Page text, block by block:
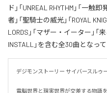
ド」「UNREAL RHYTHM」「一触
者」「聖騎士の威光」「ROYAL
LORDS」「マザー・イーター」「
INSTALL」を含む全30曲となって
デジモンストーリー サイバースルゥ
電脳世界と現実世界が交差する物語